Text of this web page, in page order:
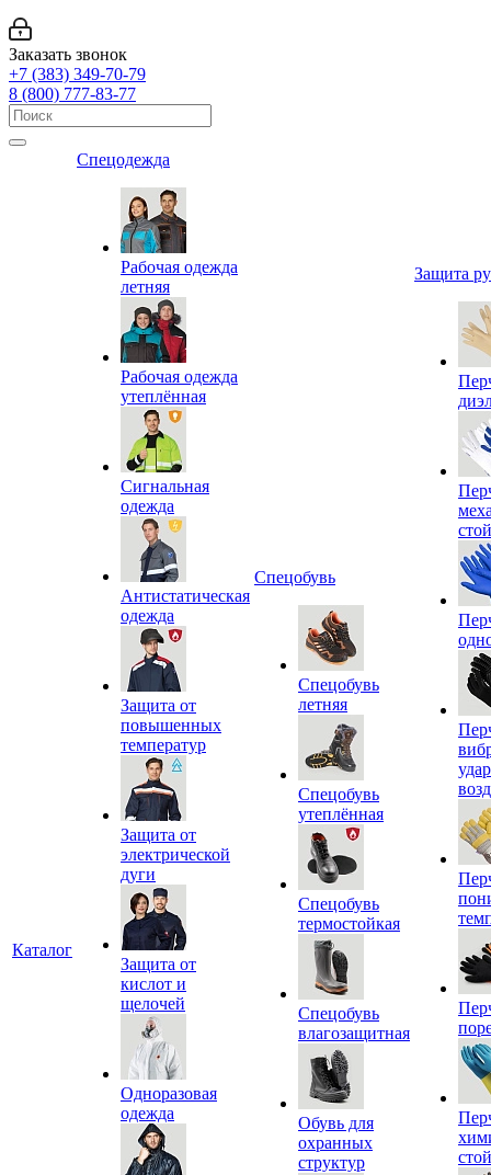
Заказать звонок
+7 (383) 349-70-79
8 (800) 777-83-77
Каталог
Спецодежда
Рабочая одежда
летняя
Рабочая одежда
утеплённая
Сигнальная
одежда
Антистатическая
одежда
Защита от
повышенных
температур
Защита от
электрической
дуги
Защита от
кислот и
щелочей
Одноразовая
одежда
Спецобувь
Спецобувь
летняя
Спецобувь
утеплённая
Спецобувь
термостойкая
Спецобувь
влагозащитная
Обувь для
охранных
структур
Защита